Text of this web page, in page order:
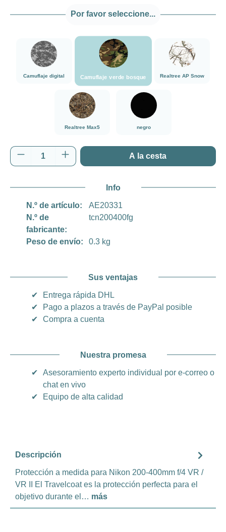
Por favor seleccione...
Camuflaje digital
###Camuflaje digital###LensCoat
Camuflaje verde bosque
###Camuflaje verde bosque###LensCoat
Realtree AP Snow
###Realtree AP
Realtree Max5
###Realtree Max5###LensCoat
negro
negro
Cantidad del producto: introduce la
A la cesta
Info
N.º de artículo:
AE20331
N.º de
fabricante:
tcn200400fg
Peso de envío: 0.3 kg
Sus ventajas
✔
Entrega rápida DHL
✔
Pago a plazos a través de PayPal posible
✔
Compra a cuenta
Nuestra promesa
✔
Asesoramiento experto individual por e-correo o
chat en vivo
✔
Equipo de alta calidad
Descripción
Protección a medida para Nikon 200-400mm f/4 VR /
VR II El Travelcoat es la protección perfecta para el
objetivo durante el… más